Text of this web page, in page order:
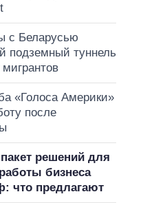
с Беларусью
подземный туннель
«Голоса Америки»
после
решений для
бизнеса
что предлагают